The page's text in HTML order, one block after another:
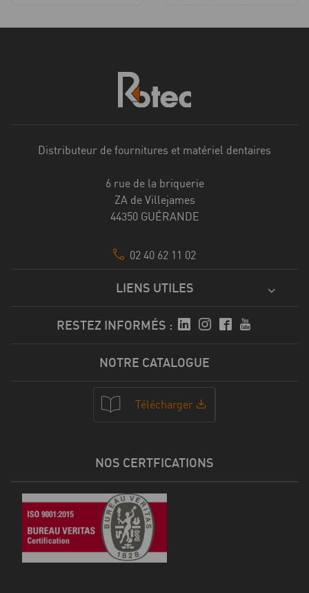
Distributeur de fournitures et matériel dentaires
6 rue de la briquerie
ZA de Villejames
44350 GUÉRANDE
02 40 62 11 02
LIENS UTILES
RESTEZ INFORMÉS :
NOTRE CATALOGUE
Télécharger
NOS CERTFICATIONS